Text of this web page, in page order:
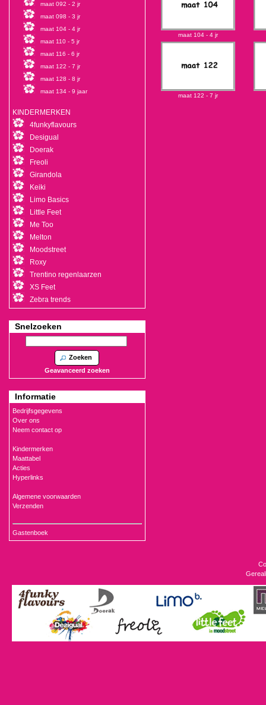
maat 104 - 4 jr
maat 122 - 7 jr
maat 092 - 2 jr
maat 098 - 3 jr
maat 104 - 4 jr
maat 110 - 5 jr
maat 116 - 6 jr
maat 122 - 7 jr
maat 128 - 8 jr
maat 134 - 9 jaar
KINDERMERKEN
4funkyflavours
Desigual
Doerak
Freoli
Girandola
Keiki
Limo Basics
Little Feet
Me Too
Melton
Moodstreet
Roxy
Trentino regenlaarzen
XS Feet
Zebra trends
Snelzoeken
Zoeken
Geavanceerd zoeken
Informatie
Bedrijfsgegevens
Over ons
Neem contact op
Kindermerken
Maattabel
Acties
Hyperlinks
Algemene voorwaarden
Verzenden
Gastenboek